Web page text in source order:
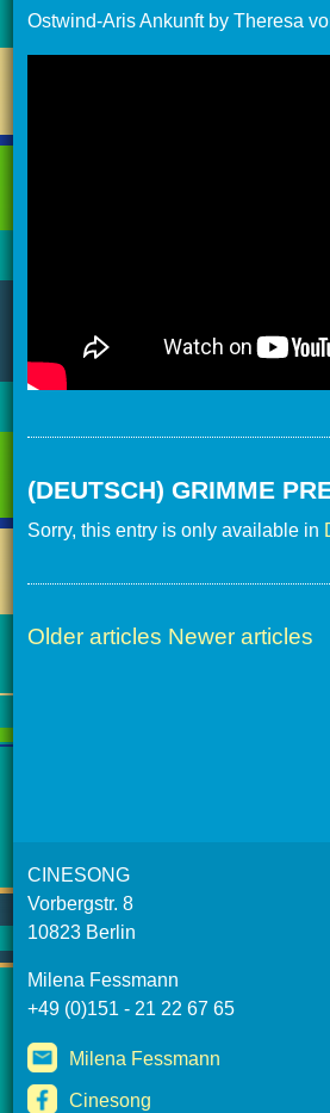
Ostwind-Aris Ankunft by Theresa
(DEUTSCH) GRIMME
Sorry, this entry is only available in
Older articles Newer articles
CINESONG
Vorbergstr. 8
10823 Berlin
Milena Fessmann
+49 (0)151 - 21 22 67 65
Milena Fessmann
Cinesong